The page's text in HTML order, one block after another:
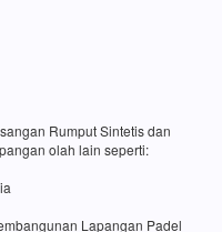
Rumput Sintetis dan
olah lain seperti:
Lapangan Padel